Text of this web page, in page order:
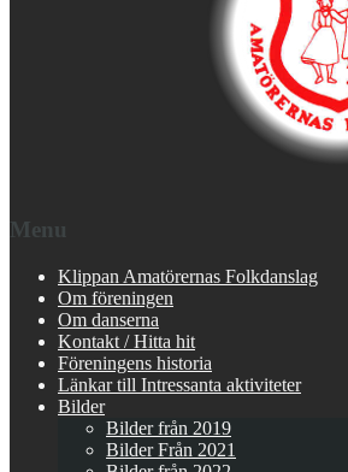
Menu
Klippan Amatörernas Folkdanslag
Om föreningen
Om danserna
Kontakt / Hitta hit
Föreningens historia
Länkar till Intressanta aktiviteter
Bilder
Bilder från 2019
Bilder Från 2021